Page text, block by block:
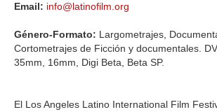
Email: info@latinofilm.org
Género-Formato: Largometrajes,
Cortometrajes de Ficción y documentales.
35mm, 16mm, Digi Beta, Beta SP.
El Los Angeles Latino International Film